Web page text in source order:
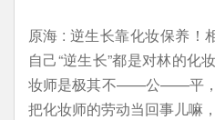
原海 : 逆生长靠化妆保养！
自己“逆生长”都是对林的化
妆师是极其不——公——平
把化妆师的劳动当回事儿嘛